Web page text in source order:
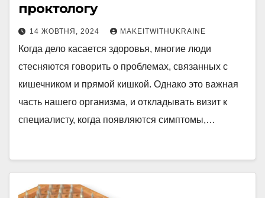
проктологу
14 ЖОВТНЯ, 2024 MAKEITWITHUKRAINE
Когда дело касается здоровья, многие люди
стесняются говорить о проблемах, связанных с
кишечником и прямой кишкой. Однако это важная
часть нашего организма, и откладывать визит к
специалисту, когда появляются симптомы,…